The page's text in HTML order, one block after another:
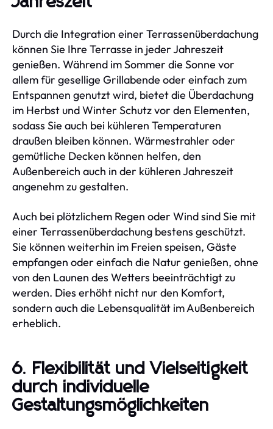
Durch die Integration einer Terrassenüberdachung
können Sie Ihre Terrasse in jeder Jahreszeit
genießen. Während im Sommer die Sonne vor
allem für gesellige Grillabende oder einfach zum
Entspannen genutzt wird, bietet die Überdachung
im Herbst und Winter Schutz vor den Elementen,
sodass Sie auch bei kühleren Temperaturen
draußen bleiben können. Wärmestrahler oder
gemütliche Decken können helfen, den
Außenbereich auch in der kühleren Jahreszeit
angenehm zu gestalten.
Auch bei plötzlichem Regen oder Wind sind Sie mit
einer Terrassenüberdachung bestens geschützt.
Sie können weiterhin im Freien speisen, Gäste
empfangen oder einfach die Natur genießen, ohne
von den Launen des Wetters beeinträchtigt zu
werden. Dies erhöht nicht nur den Komfort,
sondern auch die Lebensqualität im Außenbereich
erheblich.
6. Flexibilität und Vielseitigkeit
durch individuelle
Gestaltungsmöglichkeiten